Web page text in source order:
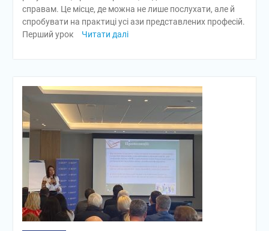
справам. Це місце, де можна не лише послухати, але й
спробувати на практиці усі ази представлених професій.
Перший урок
Читати далі